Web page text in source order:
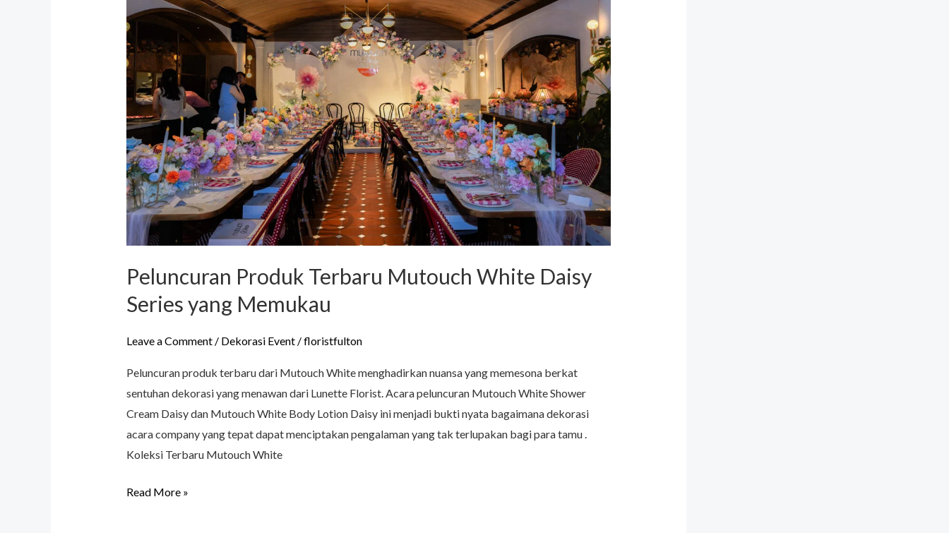
Peluncuran Produk Terbaru Mutouch White Daisy
Series yang Memukau
Leave a Comment / Dekorasi Event/floristfulton
Peluncuran produk terbaru dari Mutouch White menghadirkan nuansa yang memesona berkat
sentuhan dekorasi yang menawan dari Lunette Florist. Acara peluncuran Mutouch White Shower
Cream Daisy dan Mutouch White Body Lotion Daisy ini menjadi bukti nyata bagaimana dekorasi
acara company yang tepat dapat menciptakan pengalaman yang tak terlupakan bagi para tamu .
Koleksi Terbaru Mutouch White
Mutouch
White
Daisy
Series
yang
Memukau
Read More »